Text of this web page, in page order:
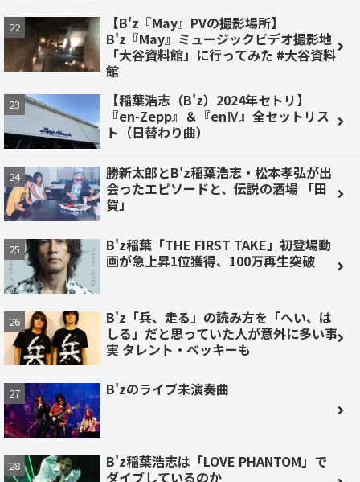
【B'z『May』PVの撮影場所】
B'z『May』ミュージックビデオ撮影地
「大谷資料館」に行ってみた #大谷資料
館
【稲葉浩志（B'z）2024年セトリ】
『en-Zepp』＆『enⅣ』全セットリス
ト（日替わり曲）
勝新太郎とB'z稲葉浩志・松本孝弘が出
会ったエピソードと、伝説の酒場 「田
賀」
B'z稲葉「THE FIRST TAKE」初登場動
画が急上昇1位獲得、100万再生突破
B'z「兵、走る」の読み方を「へい、は
しる」だと思っていた人が意外に多い事
実 タレント・ベッキーも
B'zのライブ未演奏曲
B'z稲葉浩志は「LOVE PHANTOM」で
ダイブしているのか